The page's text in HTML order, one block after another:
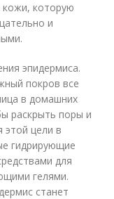
которую
и
эпидермиса.
покров все
в домашних
раскрыть поры и
этой цели в
гидрирующие
для
гелями.
станет